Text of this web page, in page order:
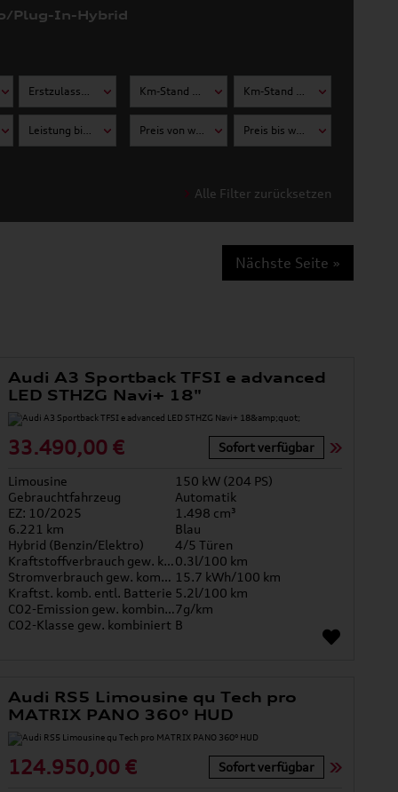
Plug-In-Hybrid
Erstzulassung bis wählen Km-Stand von wählen Km-Stand bis wählen
Leistung bis wählen Preis von wählen Preis bis wählen
Alle Filter zurücksetzen
Nächste Seite »
Audi A3 Sportback TFSI e advanced
LED STHZG Navi+ 18"
33.490,00 € Sofort verfügbar
Limousine
150 kW (204 PS)
Gebrauchtfahrzeug
Automatik
EZ: 10/2025
1.498 cm³
6.221 km
Blau
Hybrid (Benzin/Elektro)
4/5 Türen
Kraftstoffverbrauch gew. kombiniert0.3l/100 km
Stromverbrauch gew. kombiniert 15.7 kWh/100 km
Kraftst. komb. entl. Batterie 5.2l/100 km
CO2-Emission gew. kombiniert7g/km
CO2-Klasse gew. kombiniert B
Audi RS5 Limousine qu Tech pro
MATRIX PANO 360° HUD
124.950,00 € Sofort verfügbar